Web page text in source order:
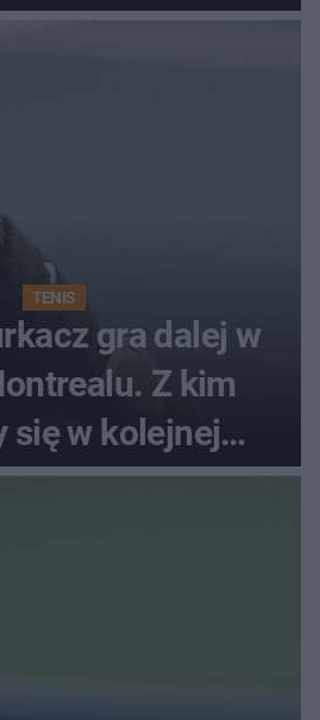
TENIS
gra dalej w
Z kim
się w kolejnej